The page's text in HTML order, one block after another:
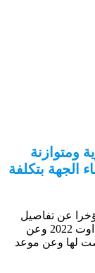
ومتوازنة
الجهة بتكلفة
عن تفاصيل
الدورة 39 التي تنطلق من 18 جويلية إلى غاية 21 اوت 2022 وعن
لها وعن موعد